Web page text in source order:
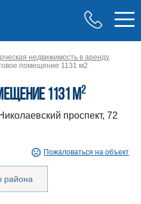
недвижимость в аренду
помещение 1131 м2
1131 м2
проспект, 72
Пожаловаться на объект
района